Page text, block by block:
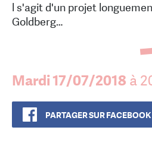
l s'agit d'un projet
Goldberg…
Mardi 17/07/2018 à
PARTAGER SUR FACEBOOK